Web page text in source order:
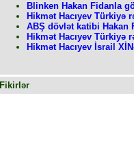
Blinken Hakan Fidanla
Hikmət Hacıyev Türkiyə
ABŞ dövlət katibi Hakan
Hikmət Hacıyev Türkiyə
Hikmət Hacıyev İsrail
Fikirlər